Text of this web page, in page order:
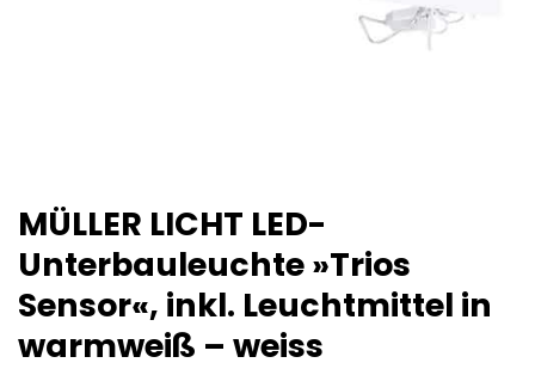
MÜLLER LICHT LED-
Unterbauleuchte »Trios
Sensor«, inkl. Leuchtmittel in
warmweiß – weiss